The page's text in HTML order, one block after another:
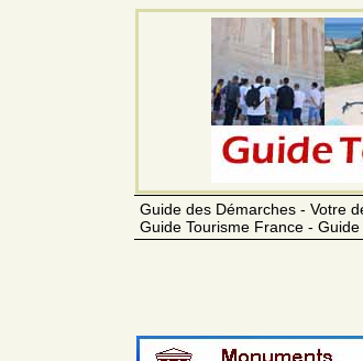
Guide des Démarches - Votre
Guide Tourisme France -